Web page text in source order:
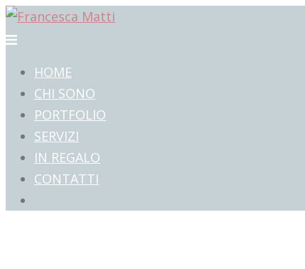
Vai
al
Mostra/Nascondi
HOME
CHI SONO
PORTFOLIO
SERVIZI
IN REGALO
CONTATTI